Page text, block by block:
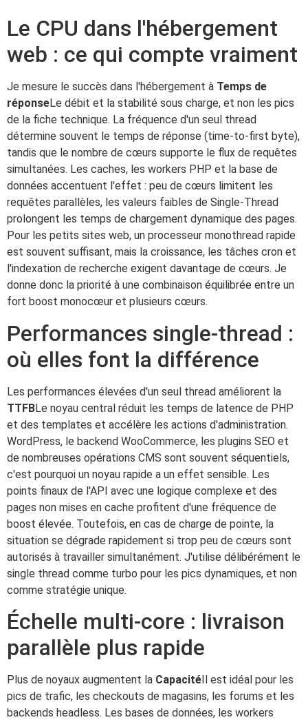
Le CPU dans l'hébergement
web : ce qui compte vraiment
Je mesure le succès dans l'hébergement à Temps de
réponseLe débit et la stabilité sous charge, et non les pics
de la fiche technique. La fréquence d'un seul thread
détermine souvent le temps de réponse (time-to-first byte),
tandis que le nombre de cœurs supporte le flux de requêtes
simultanées. Les caches, les workers PHP et la base de
données accentuent l'effet : peu de cœurs limitent les
requêtes parallèles, les valeurs faibles de Single-Thread
prolongent les temps de chargement dynamique des pages.
Pour les petits sites web, un processeur monothread rapide
est souvent suffisant, mais la croissance, les tâches cron et
l'indexation de recherche exigent davantage de cœurs. Je
donne donc la priorité à une combinaison équilibrée entre un
fort boost monocœur et plusieurs cœurs.
Performances single-thread :
où elles font la différence
Les performances élevées d'un seul thread améliorent la
TTFBLe noyau central réduit les temps de latence de PHP
et des templates et accélère les actions d'administration.
WordPress, le backend WooCommerce, les plugins SEO et
de nombreuses opérations CMS sont souvent séquentiels,
c'est pourquoi un noyau rapide a un effet sensible. Les
points finaux de l'API avec une logique complexe et des
pages non mises en cache profitent d'une fréquence de
boost élevée. Toutefois, en cas de charge de pointe, la
situation se dégrade rapidement si trop peu de cœurs sont
autorisés à travailler simultanément. J'utilise délibérément le
single thread comme turbo pour les pics dynamiques, et non
comme stratégie unique.
Échelle multi-core : livraison
parallèle plus rapide
Plus de noyaux augmentent la CapacitéIl est idéal pour les
pics de trafic, les checkouts de magasins, les forums et les
backends headless. Les bases de données, les workers